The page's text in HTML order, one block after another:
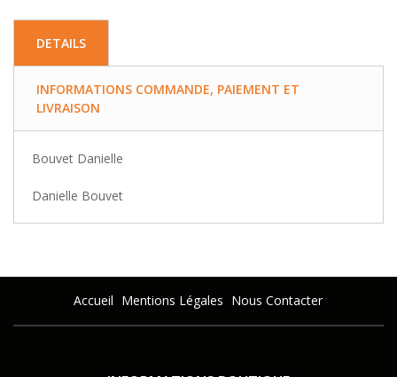
DETAILS
INFORMATIONS COMMANDE, PAIEMENT ET
LIVRAISON
Bouvet Danielle
Danielle Bouvet
Accueil Mentions Légales Nous Contacter